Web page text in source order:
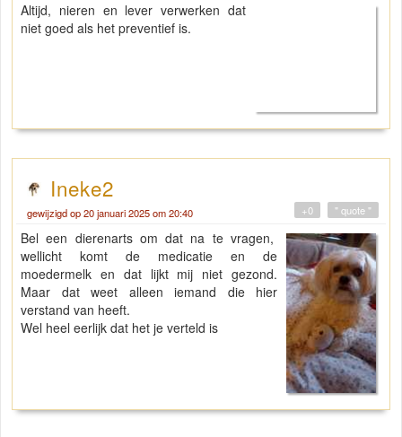
Altijd, nieren en lever verwerken dat
niet goed als het preventief is.
Ineke2
gewijzigd op 20 januari 2025 om 20:40 " quote "
+0
Bel een dierenarts om dat na te vragen,
wellicht komt de medicatie en de
moedermelk en dat lijkt mij niet gezond.
Maar dat weet alleen iemand die hier
verstand van heeft.
Wel heel eerlijk dat het je verteld is